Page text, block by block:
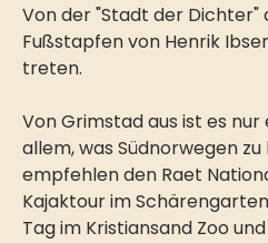
Von der "Stadt der Dichter"
Fußstapfen von Henrik
treten.
Von Grimstad aus ist es
allem, was Südnorwegen
empfehlen den Raet
Kajaktour im
Tag im Kristiansand Zoo